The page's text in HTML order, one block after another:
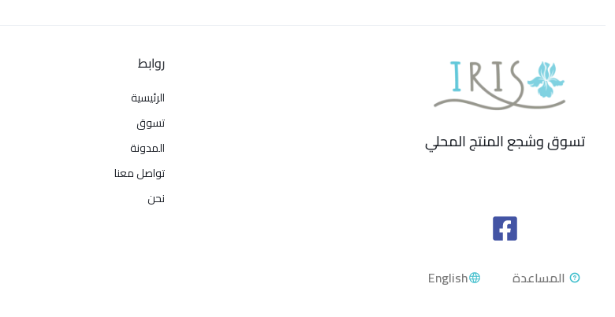
تسوق وشجع المنتج المحلي
English
روابط
الرئيسية
تسوق
المدونة
تواصل معنا
نحن